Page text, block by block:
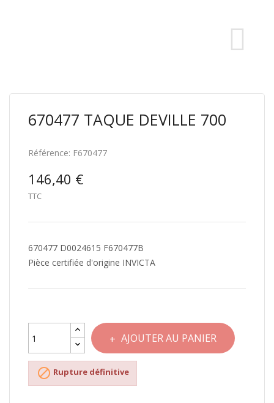
670477 TAQUE DEVILLE 700
Référence: F670477
146,40 €
TTC
670477 D0024615 F670477B
Pièce certifiée d'origine INVICTA
AJOUTER AU PANIER
 Rupture définitive